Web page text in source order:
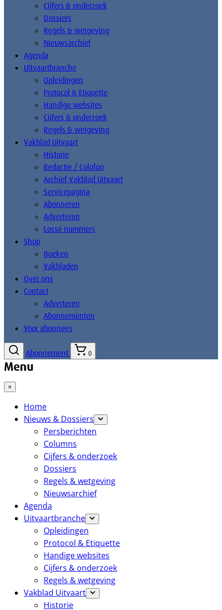
Cijfers & onderzoek
Dossiers
Regels & wetgeving
Nieuwsarchief
Agenda
Uitvaartbranche
Opleidingen
Protocol & Etiquette
Handige websites
Cijfers & onderzoek
Regels & wetgeving
Vakblad Uitvaart
Historie
Redactie / Colofon
Archief Vakblad Uitvaart
Servicepagina
Abonneren
Adverteren
Losse nummers
Shop
Boeken
Vakbladen
Over ons
Contact
Adverteren
Abonnementen
Voor abonnees
Abonnement 0
Menu
×
Home
Nieuws & Dossiers
Persberichten
Columns
Cijfers & onderzoek
Dossiers
Regels & wetgeving
Nieuwsarchief
Agenda
Uitvaartbranche
Opleidingen
Protocol & Etiquette
Handige websites
Cijfers & onderzoek
Regels & wetgeving
Vakblad Uitvaart
Historie